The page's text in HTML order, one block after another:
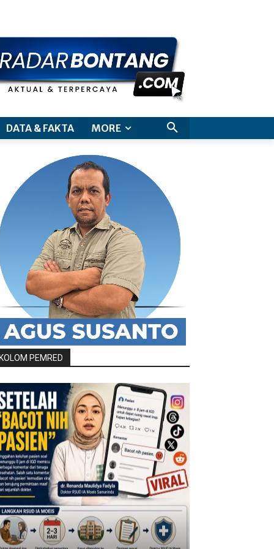
DATA & FAKTA MORE
KOLOM PEMRED